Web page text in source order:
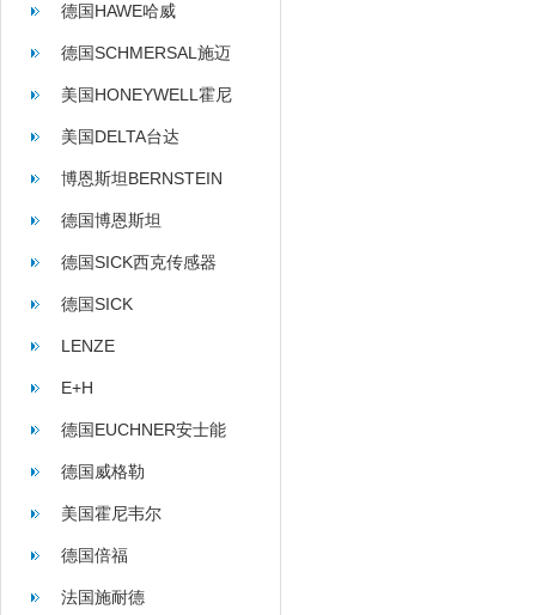
德国HAWE哈威
德国SCHMERSAL施迈
赛
美国HONEYWELL霍尼
韦尔
美国DELTA台达
博恩斯坦BERNSTEIN
德国博恩斯坦
BERNSTEIN
德国SICK西克传感器
德国SICK
LENZE
E+H
德国EUCHNER安士能
德国威格勒
美国霍尼韦尔
德国倍福
法国施耐德